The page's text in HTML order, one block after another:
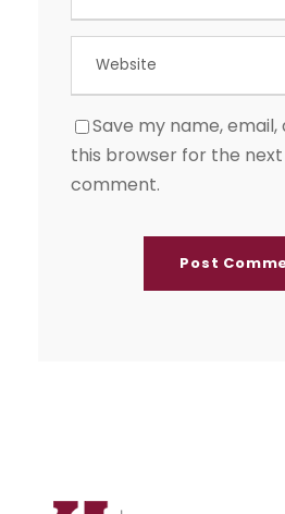
Save my name,
this browser for the
comment.